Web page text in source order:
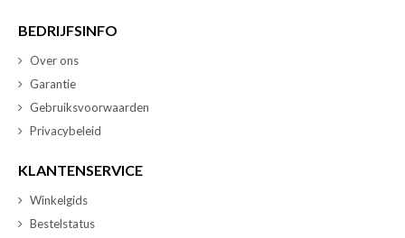
BEDRIJFSINFO
Over ons
Garantie
Gebruiksvoorwaarden
Privacybeleid
KLANTENSERVICE
Winkelgids
Bestelstatus